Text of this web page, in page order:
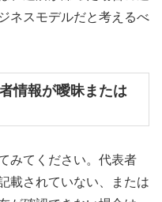
ネスモデルだと考えるべ
情報が曖昧または
みてください。代表者
載されていない、または